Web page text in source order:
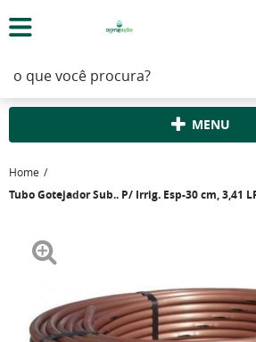
MENU
Home
Tubo Gotejador Sub.. P/ Irrig. Esp-30 cm, 3,41